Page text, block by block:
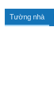
Tường nhà